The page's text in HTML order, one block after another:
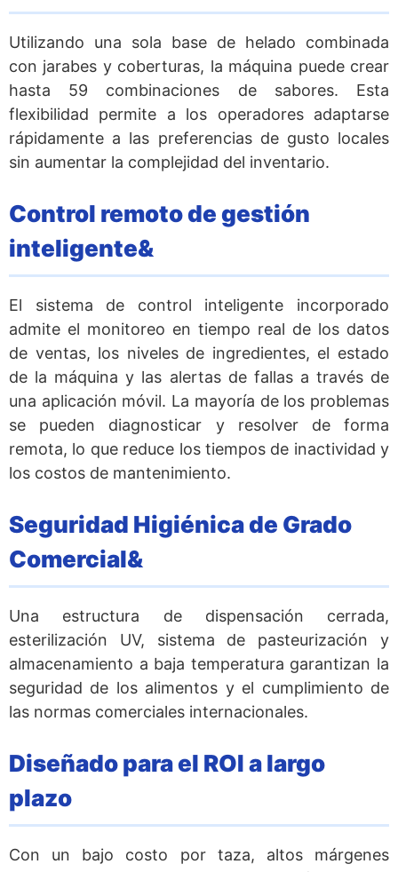
Utilizando una sola base de helado combinada
con jarabes y coberturas, la máquina puede crear
hasta 59 combinaciones de sabores. Esta
flexibilidad permite a los operadores adaptarse
rápidamente a las preferencias de gusto locales
sin aumentar la complejidad del inventario.
Control remoto de gestión
inteligente&
El sistema de control inteligente incorporado
admite el monitoreo en tiempo real de los datos
de ventas, los niveles de ingredientes, el estado
de la máquina y las alertas de fallas a través de
una aplicación móvil. La mayoría de los problemas
se pueden diagnosticar y resolver de forma
remota, lo que reduce los tiempos de inactividad y
los costos de mantenimiento.
Seguridad Higiénica de Grado
Comercial&
Una estructura de dispensación cerrada,
esterilización UV, sistema de pasteurización y
almacenamiento a baja temperatura garantizan la
seguridad de los alimentos y el cumplimiento de
las normas comerciales internacionales.
Diseñado para el ROI a largo
plazo
Con un bajo costo por taza, altos márgenes